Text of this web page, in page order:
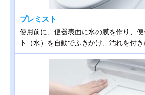
プレミスト
使用前に、便器表面に水の膜を作り、
ト（水）を自動でふきかけ、汚れを付き